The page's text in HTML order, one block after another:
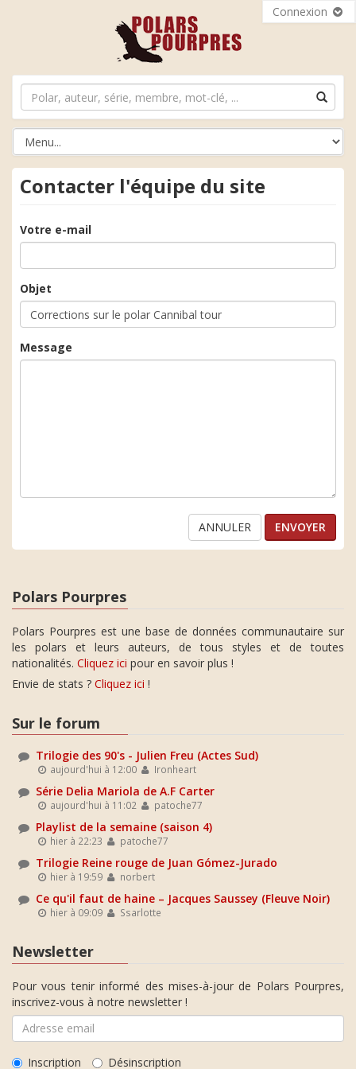
Connexion
Contacter l'équipe du site
Votre e-mail
Objet
Message
ANNULER
Polars Pourpres
Polars Pourpres est une base de données communautaire sur
les polars et leurs auteurs, de tous styles et de toutes
nationalités. Cliquez ici pour en savoir plus !
Envie de stats ? Cliquez ici !
Sur le forum
Trilogie des 90's - Julien Freu (Actes Sud)
aujourd'hui à 12:00 Ironheart
Série Delia Mariola de A.F Carter
aujourd'hui à 11:02 patoche77
Playlist de la semaine (saison 4)
hier à 22:23 patoche77
Trilogie Reine rouge de Juan Gómez-Jurado
hier à 19:59 norbert
Ce qu'il faut de haine – Jacques Saussey (Fleuve Noir)
hier à 09:09 Ssarlotte
Newsletter
Pour vous tenir informé des mises-à-jour de Polars Pourpres,
inscrivez-vous à notre newsletter !
Inscription Désinscription